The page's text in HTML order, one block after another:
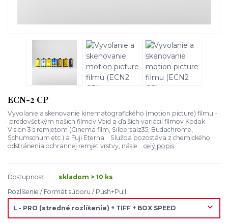
ECN-2 CP
Vyvolanie a skenovanie kinematografického (motion picture) filmu -
predovšetkým našich filmov Void a ďalších variácií filmov Kodak
Vision 3 s remjetom (Cinema film, Silbersalz35, Budachrome,
Schumschum etc.) a Fuji Eterna. Služba pozostáva z chemického
odstránenia ochrannej remjet vrstvy, násle... celý popis
Dostupnosť
skladom > 10 ks
Rozlíšenie / Formát súboru / Push+Pull